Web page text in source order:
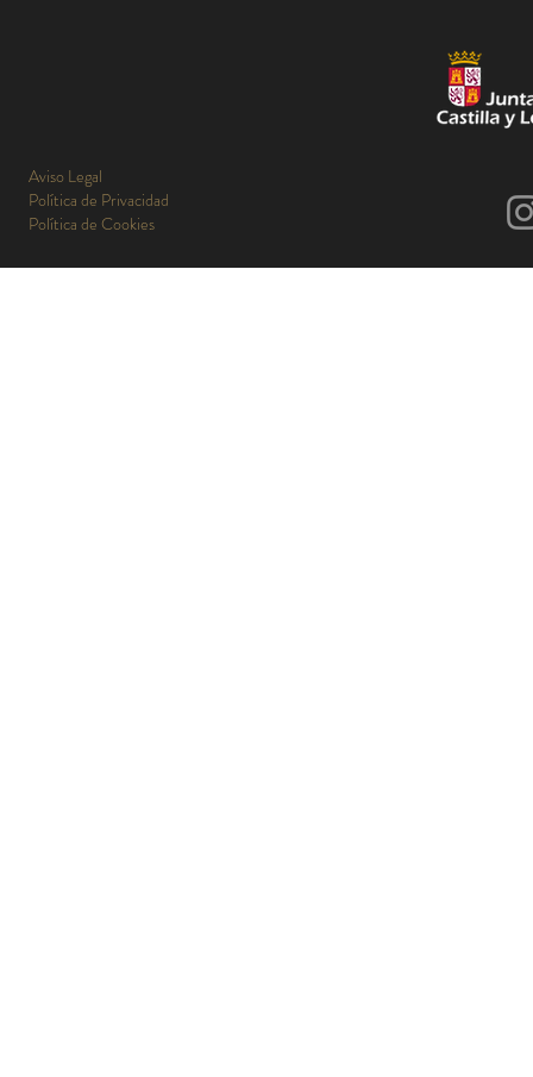
Aviso Legal
Política de Privacidad
Política de Cookies